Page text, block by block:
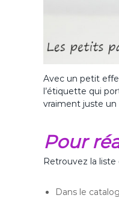
Avec un petit
l’étiquette qui
vraiment juste un
Pour
Retrouvez la
Dans le